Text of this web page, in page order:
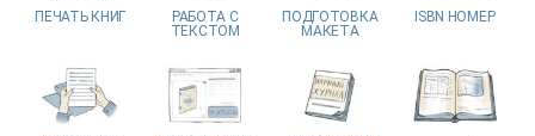
ПЕЧАТЬ КНИГ РАБОТА С
ТЕКСТОМ
ПОДГОТОВКА
МАКЕТА
ISBN НОМЕР